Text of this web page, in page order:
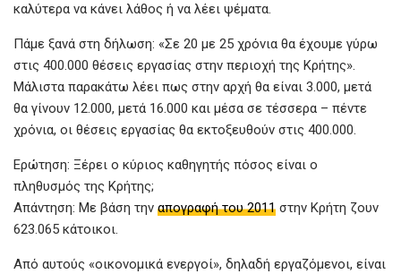
καλύτερα να κάνει λάθος ή να λέει ψέματα.
Πάμε ξανά στη δήλωση: «Σε 20 με 25 χρόνια θα έχουμε γύρω
στις 400.000 θέσεις εργασίας στην περιοχή της Κρήτης».
Μάλιστα παρακάτω λέει πως στην αρχή θα είναι 3.000, μετά
θα γίνουν 12.000, μετά 16.000 και μέσα σε τέσσερα – πέντε
χρόνια, οι θέσεις εργασίας θα εκτοξευθούν στις 400.000.
Ερώτηση: Ξέρει ο κύριος καθηγητής πόσος είναι ο
πληθυσμός της Κρήτης;
Απάντηση: Με βάση την απογραφή του 2011 στην Κρήτη ζουν
623.065 κάτοικοι.
Από αυτούς «οικονομικά ενεργοί», δηλαδή εργαζόμενοι, είναι